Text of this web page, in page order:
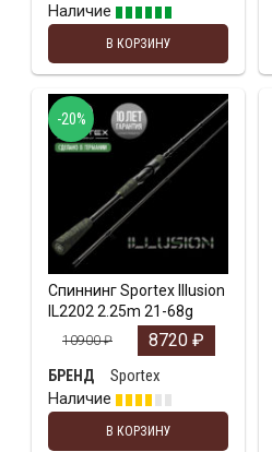
Наличие
В КОРЗИНУ
Спиннинг Sportex Illusion
IL2202 2.25m 21-68g
10900₽ 8720 ₽
БРЕНД
Sportex
Наличие
В КОРЗИНУ
-20%